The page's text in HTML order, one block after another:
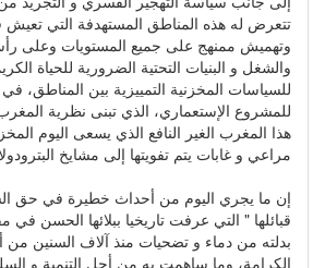
تتعرض له هذه المناطق المستهدفة التي تعيش
وتهميش ممنهج على جميع المستويات وعلى
والشغل و البنيات التحتية الضرورية للحياة
للسياسات المخزنية التمييزية بين المناطق،
للمشروع الإستعماري، الذي تبنى نظرية المغرب
هذا المغرب الغير النافع الذي يسعى اليوم
مراعي و غابات يتم تفويتها إلى مشايخ
إن ما يجري اليوم من أحداث خطيرة في حق
قبائلها " التي عرفت تاريخيا ببلائها الحسن في
بدلته من دماء و تضحيات منذ آلاف السنين من
الكرامة، وما ساهمت به من أجل التنمية و السلم